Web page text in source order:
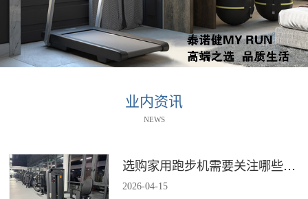
业内资讯
NEWS
选购家用跑步机需要关注哪些核心参数？
2026-04-15